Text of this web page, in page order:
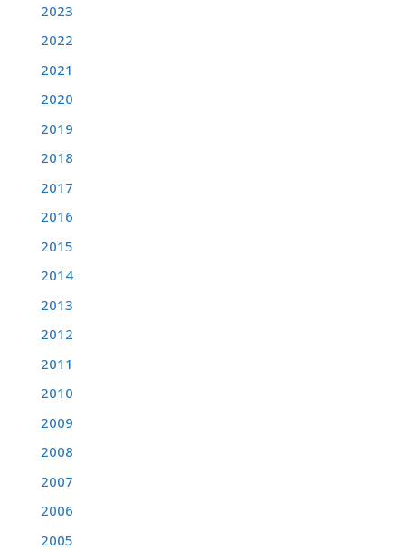
2023
2022
2021
2020
2019
2018
2017
2016
2015
2014
2013
2012
2011
2010
2009
2008
2007
2006
2005